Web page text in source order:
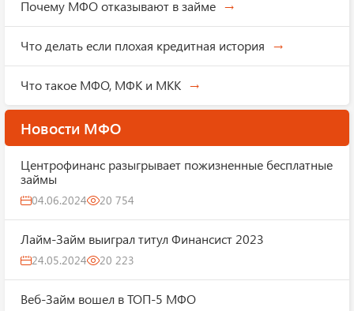
Почему МФО отказывают в займе
Что делать если плохая кредитная история
Что такое МФО, МФК и МКК
Новости МФО
Центрофинанс разыгрывает пожизненные бесплатные
займы
04.06.2024 20 754
Лайм-Займ выиграл титул Финансист 2023
24.05.2024 20 223
Веб-Займ вошел в ТОП-5 МФО